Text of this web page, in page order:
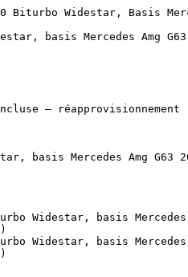
Biturbo Widestar, Basis
basis Mercedes Amg G63
— réapprovisionnement
basis Mercedes Amg
Widestar, basis Mercedes
Widestar, basis Mercedes